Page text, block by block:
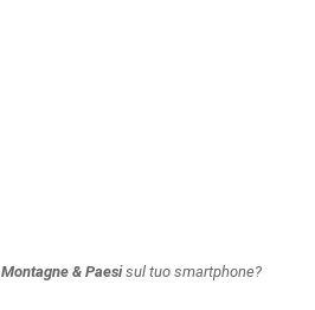
Montagne & Paesisul tuo smartphone?